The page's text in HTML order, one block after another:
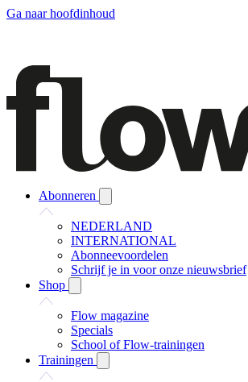
Ga naar hoofdinhoud
Abonneren
NEDERLAND
INTERNATIONAL
Abonneevoordelen
Schrijf je in voor onze nieuwsbrief
Shop
Flow magazine
Specials
School of Flow-trainingen
Trainingen